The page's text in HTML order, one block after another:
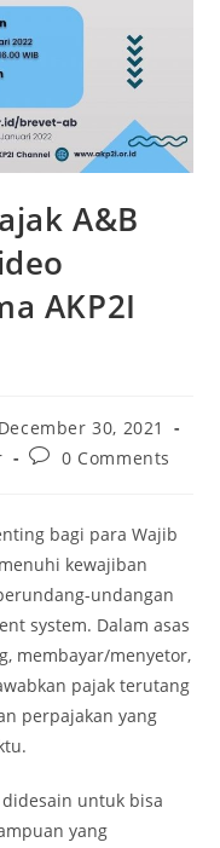
A&B
AKP2I
December 30, 2021
0 Comments
bagi para Wajib
kewajiban
undangan
system. Dalam asas
membayar/menyetor,
pajak terutang
perpajakan yang
didesain untuk bisa
yang